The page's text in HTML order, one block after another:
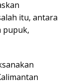
itu, antara
pupuk,